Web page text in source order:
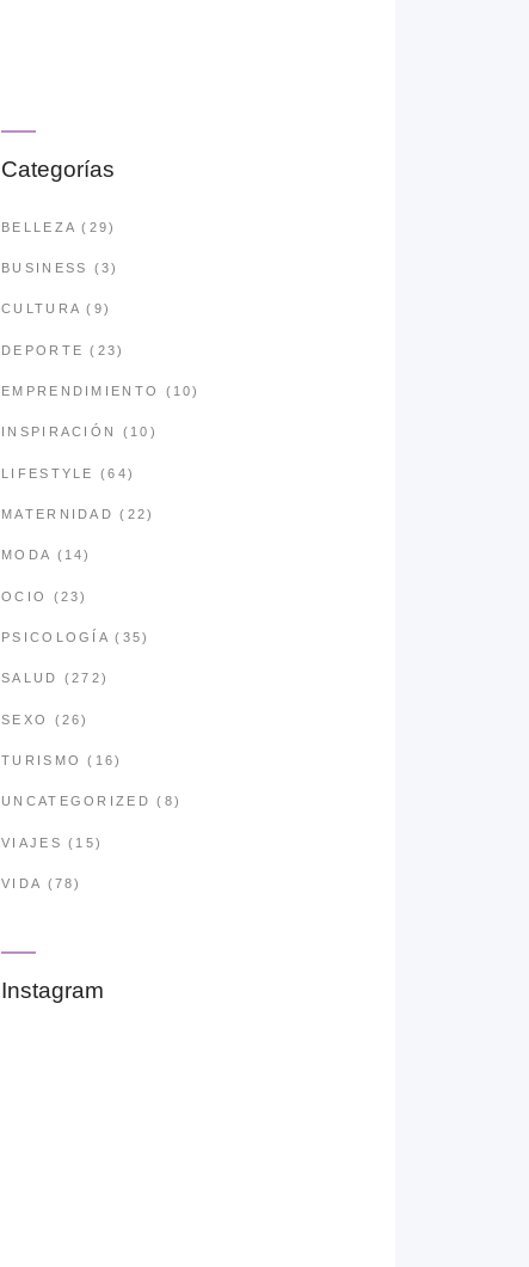
Categorías
BELLEZA (29)
BUSINESS (3)
CULTURA (9)
DEPORTE (23)
EMPRENDIMIENTO (10)
INSPIRACIÓN (10)
LIFESTYLE (64)
MATERNIDAD (22)
MODA (14)
OCIO (23)
PSICOLOGÍA (35)
SALUD (272)
SEXO (26)
TURISMO (16)
UNCATEGORIZED (8)
VIAJES (15)
VIDA (78)
Instagram